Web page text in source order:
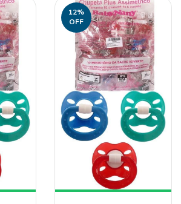
12%
OFF